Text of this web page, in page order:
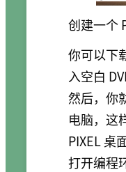
创建一个
你可以下
入空白
然后，你
电脑，这
PIXEL 桌
打开编程